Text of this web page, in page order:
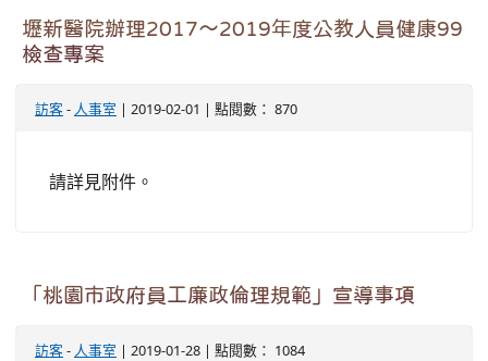
壢新醫院辦理2017〜2019年度公教人員健康99
檢查專案
訪客- 人事室 | 2019-02-01 | 點閱數： 870
請詳見附件。
「桃園市政府員工廉政倫理規範」宣導事項
訪客- 人事室 | 2019-01-28 | 點閱數： 1084